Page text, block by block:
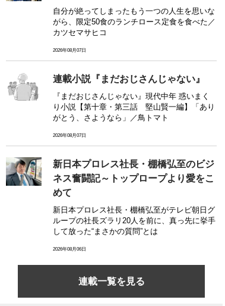
自分が絶ってしまったもう一つの人生を思いな
がら、限定50食のランチロース定食を食べた／
カツセマサヒコ
2026年08月07日
連載小説『まだおじさんじゃない』
『まだおじさんじゃない』現代中年 惑いまく
り小説【第十章・第三話 堅山賢一編】「あり
がとう、さようなら」／鳥トマト
2026年08月07日
新日本プロレス社長・棚橋弘至のビジ
ネス奮闘記～トップロープより愛をこ
めて
新日本プロレス社長・棚橋弘至がテレビ朝日グ
ループの社長ズラリ20人を前に、真っ先に挙手
して放った“まさかの質問”とは
2026年08月06日
連載一覧を見る